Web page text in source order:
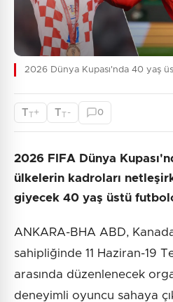
2026 Dünya Kupası'nda 40 yaş
TT+ TT - 0
2026 FIFA Dünya
ülkelerin kadroları
giyecek 40 yaş üstü
ANKARA-BHA ABD,
sahipliğinde 11 Haziran-19
arasında düzenlenecek
deneyimli oyuncu sahaya